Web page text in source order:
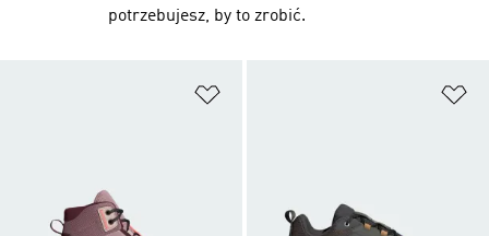
potrzebujesz, by to zrobić.